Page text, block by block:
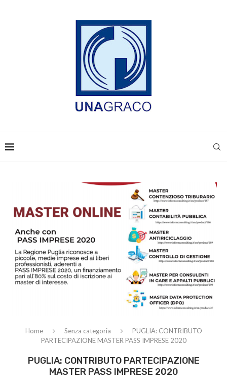
Home Senza categoria
PUGLIA: CONTRIBUTO
PARTECIPAZIONE MASTER PASS IMPRESE 2020
PUGLIA: CONTRIBUTO PARTECIPAZIONE
MASTER PASS IMPRESE 2020